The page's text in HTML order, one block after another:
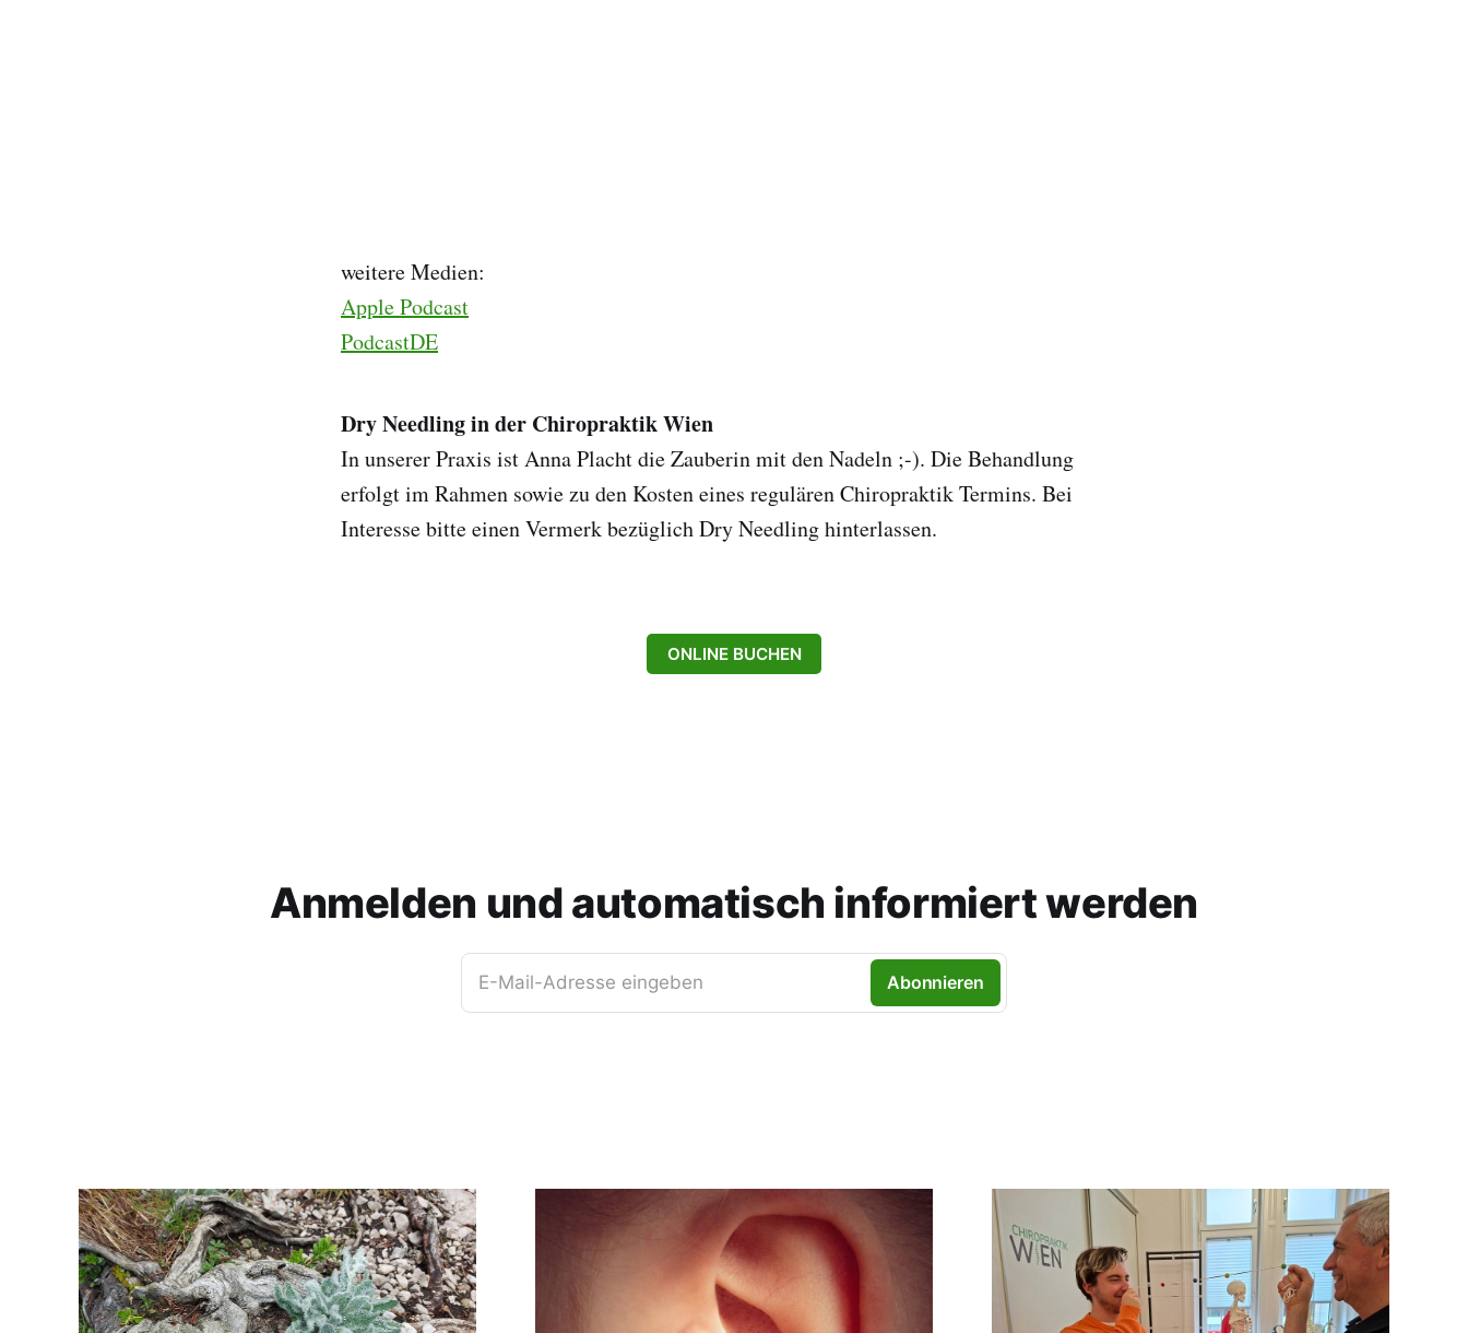
weitere Medien:
Apple Podcast
PodcastDE
Dry Needling in der Chiropraktik Wien
In unserer Praxis ist Anna Placht die Zauberin mit den Nadeln ;-). Die Behandlung
erfolgt im Rahmen sowie zu den Kosten eines regulären Chiropraktik Termins. Bei
Interesse bitte einen Vermerk bezüglich Dry Needling hinterlassen.
ONLINE BUCHEN
Anmelden und automatisch informiert werden
E-Mail-Adresse eingeben Abonnieren